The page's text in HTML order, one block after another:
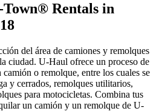
Rentals in
del área de camiones y remolques
ciudad. U-Haul ofrece un proceso de
o remolque, entre los cuales se
y cerrados, remolques utilitarios,
para motocicletas. Combina tus
un camión y un remolque de U-